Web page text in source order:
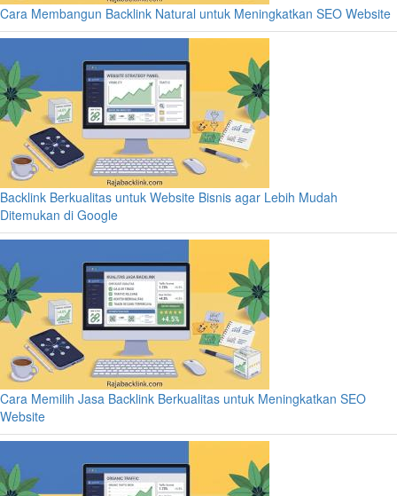
Cara Membangun Backlink Natural untuk Meningkatkan SEO Website
Backlink Berkualitas untuk Website Bisnis agar Lebih Mudah
Ditemukan di Google
Cara Memilih Jasa Backlink Berkualitas untuk Meningkatkan SEO
Website